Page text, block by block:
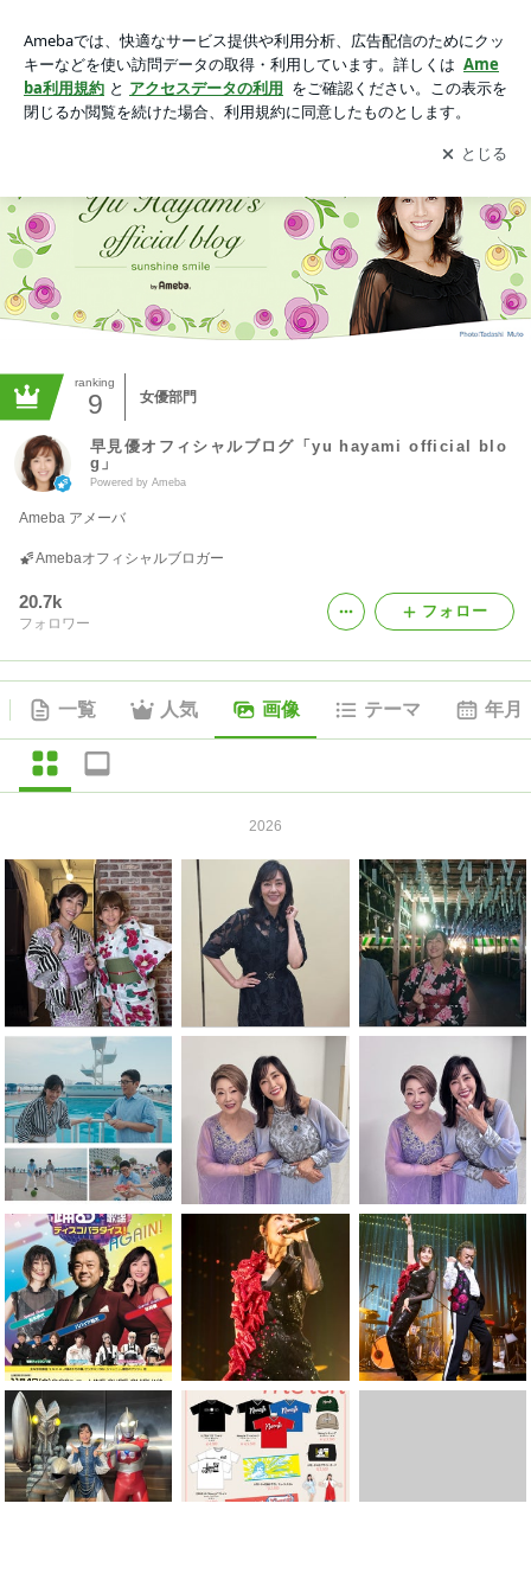
by Amebaの画像
アプリをダウンロードして ブログの更新通知
を受け取りまし
ょう。
開く
ranking
9 女優部門
早見優オフィシャルブログ「yu hayami official blo
g」
Powered by Ameba
Ameba アメーバ
Amebaオフィシャルブロガー
20.7k
フォロワー
フォロー
一覧 人気 画像 テーマ 年月
2026